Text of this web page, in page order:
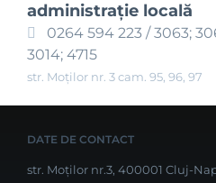
administraţie locală
0264 594 223 / 3063;
3014; 4715
str. Moților nr. 3 cam. 95, 96, 97
DATE DE CONTACT
str. Moților nr.3, 400001 Cluj-